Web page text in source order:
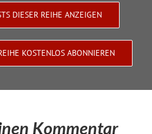
DIESER REIHE ANZEIGEN
KOSTENLOS ABONNIEREN
Kommentar